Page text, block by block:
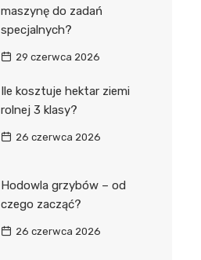
maszynę do zadań
specjalnych?
29 czerwca 2026
Ile kosztuje hektar ziemi
rolnej 3 klasy?
26 czerwca 2026
Hodowla grzybów – od
czego zacząć?
26 czerwca 2026